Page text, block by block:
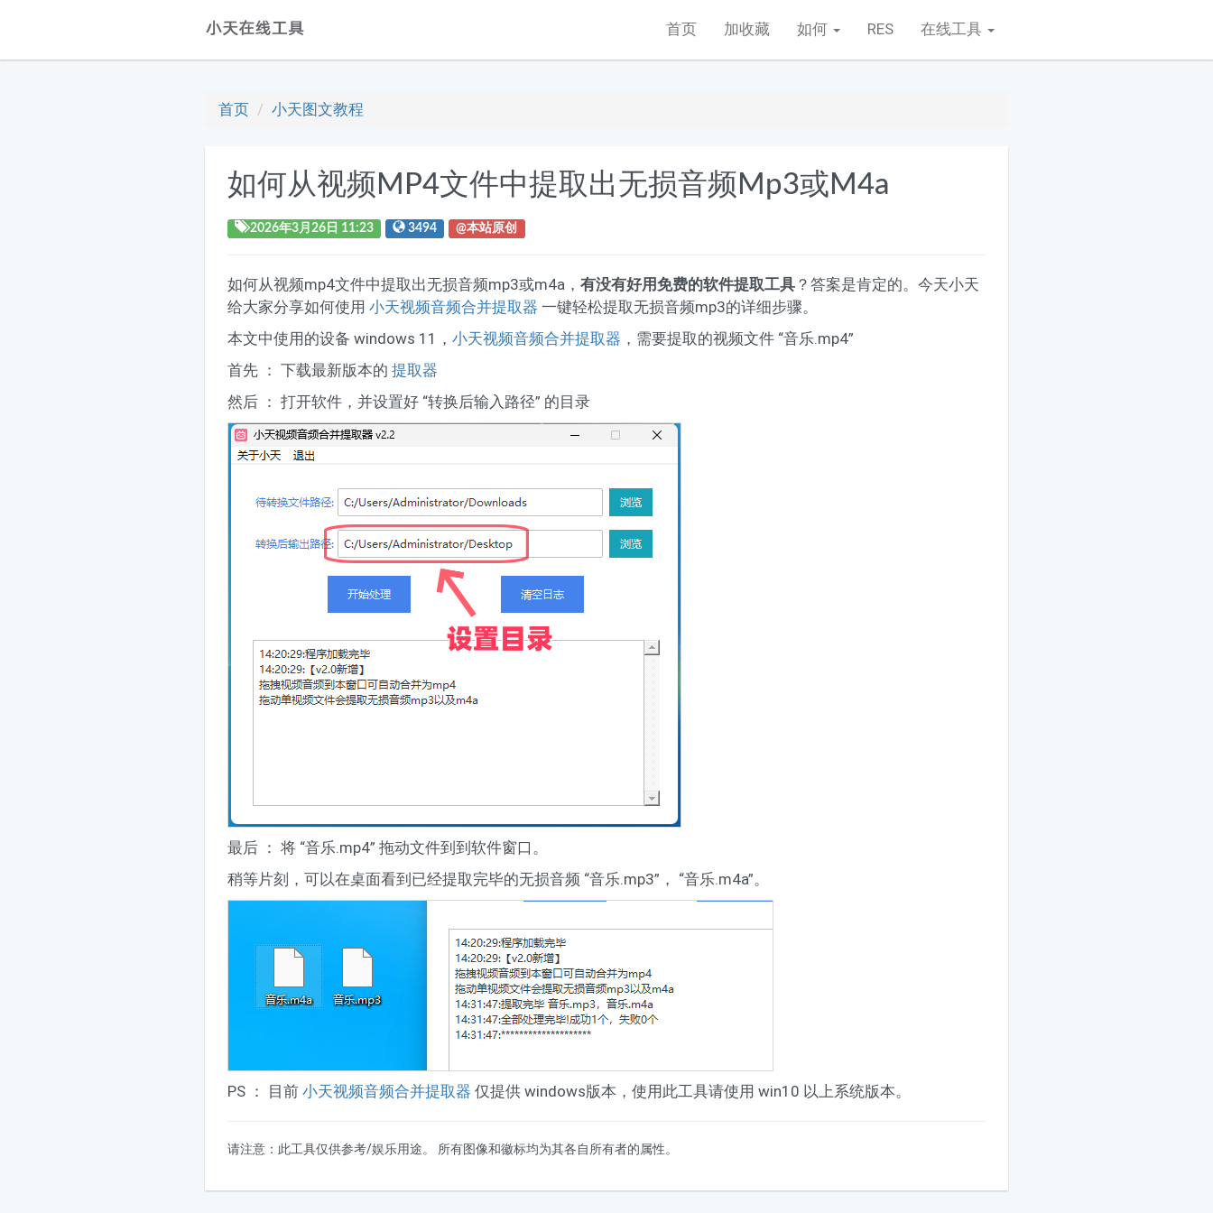
首页 加收藏 如何 RES 在线工具
首页 小天图文教程
如何从视频MP4文件中提取出无损音频mp3或m4a
2026年3月26日 11:23 3494 @本站原创
如何从视频mp4文件中提取出无损音频mp3或m4a， 有没有好用免费的软件提取工具 ？答案是肯定的。今天小天
给大家分享如何使用 小天视频音频合并提取器 一键轻松提取无损音频mp3的详细步骤。
本文中使用的设备 windows 11， 小天视频音频合并提取器 ，需要提取的视频文件 “音乐.mp4”
首先 ： 下载最新版本的 提取器
然后 ： 打开软件，并设置好 “转换后输入路径” 的目录
最后 ： 将 “音乐.mp4” 拖动文件到到软件窗口。
稍等片刻，可以在桌面看到已经提取完毕的无损音频 “音乐.mp3”， “音乐.m4a”。
PS ： 目前 小天视频音频合并提取器 仅提供 windows版本，使用此工具请使用 win10 以上系统版本。
请注意：此工具仅供参考/娱乐用途。 所有图像和徽标均为其各自所有者的属性。